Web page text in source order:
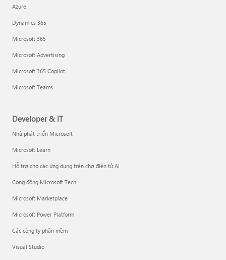
Azure
Dynamics 365
Microsoft 365
Microsoft Advertising
Microsoft 365 Copilot
Microsoft Teams
Developer & IT
Nhà phát triển Microsoft
Microsoft Learn
Hỗ trợ cho các ứng dụng trên chợ điện tử AI
Cộng đồng Microsoft Tech
Microsoft Marketplace
Microsoft Power Platform
Các công ty phần mềm
Visual Studio